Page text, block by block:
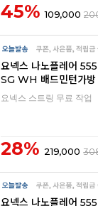
45% 109,000
요넥스 나노플레어
SG WH 배드민턴가방
요넥스 스트링 무료 작업
28% 219,000
요넥스 나노플레어